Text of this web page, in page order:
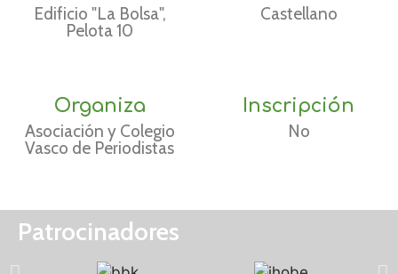
Edificio "La Bolsa",
Pelota 10
Castellano
Organiza
Asociación y Colegio
Vasco de Periodistas
Inscripción
No
Patrocinadores